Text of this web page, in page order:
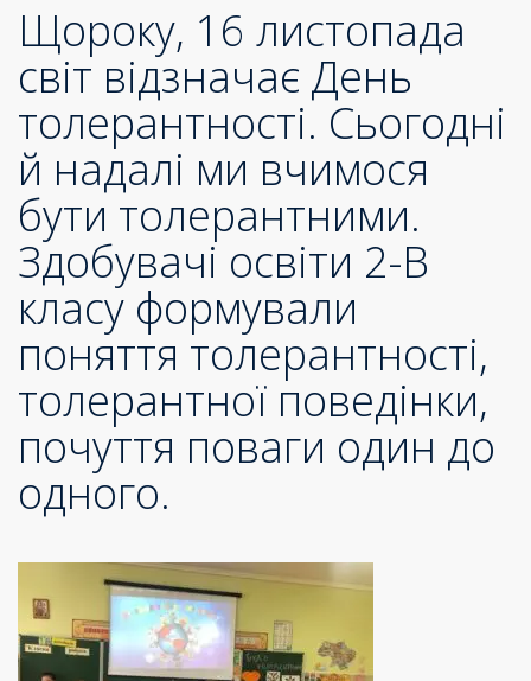
Щороку, 16 листопада
світ відзначає День
толерантності. Сьогодні
й надалі ми вчимося
бути толерантними.
Здобувачі освіти 2-В
класу формували
поняття толерантності,
толерантної поведінки,
почуття поваги один до
одного.